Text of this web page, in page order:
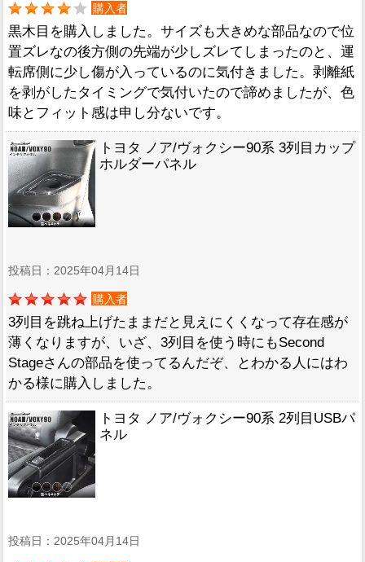
購入者
黒木目を購入しました。サイズも大きめな部品なので位
置ズレなの後方側の先端が少しズレてしまったのと、運
転席側に少し傷が入っているのに気付きました。剥離紙
を剥がしたタイミングで気付いたので諦めましたが、色
味とフィット感は申し分ないです。
トヨタ ノア/ヴォクシー90系 3列目カップ
ホルダーパネル
投稿日：2025年04月14日
購入者
3列目を跳ね上げたままだと見えにくくなって存在感が
薄くなりますが、いざ、3列目を使う時にもSecond
Stageさんの部品を使ってるんだぞ、とわかる人にはわ
かる様に購入しました。
トヨタ ノア/ヴォクシー90系 2列目USBパ
ネル
投稿日：2025年04月14日